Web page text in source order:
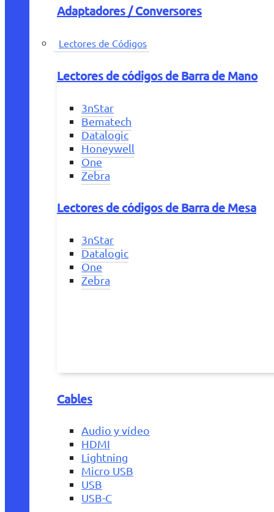
Adaptadores / Conversores
Lectores de Códigos
Lectores de códigos de Barra de Mano
3nStar
Bematech
Datalogic
Honeywell
One
Zebra
Lectores de códigos de Barra de Mesa
3nStar
Datalogic
One
Zebra
Cables
Audio y vídeo
HDMI
Lightning
Micro USB
USB
USB-C